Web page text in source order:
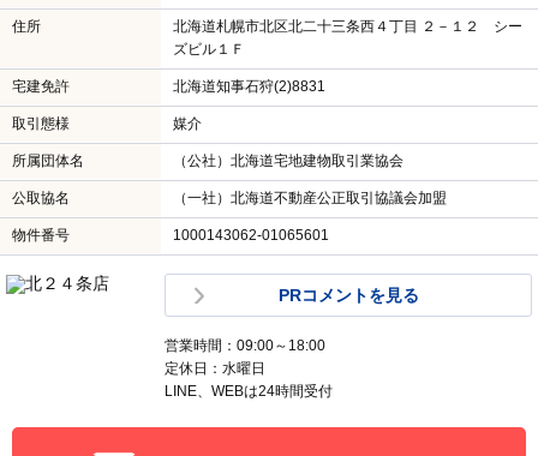
住所
北海道札幌市北区北二十三条西４丁目 ２－１２ シー
ズビル１Ｆ
宅建免許 北海道知事石狩(2)8831
取引態様 媒介
所属団体名 （公社）北海道宅地建物取引業協会
公取協名 （一社）北海道不動産公正取引協議会加盟
物件番号 1000143062-01065601
PRコメントを見る
営業時間：09:00～18:00
定休日：水曜日
LINE、WEBは24時間受付